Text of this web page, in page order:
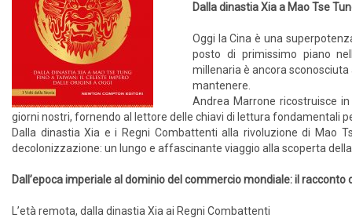
Dalla dinastia Xia a Mao Tse
Oggi la Cina è una
posto di primissimo piano
millenaria è ancora sconosciuta
mantenere.
Andrea Marrone ricostruisce
giorni nostri, fornendo al lettore delle chiavi di lettura fondamentali
Dalla dinastia Xia e i Regni Combattenti alla rivoluzione di Mao
decolonizzazione: un lungo e affascinante viaggio alla scoperta
Dall’epoca imperiale al dominio del commercio mondiale: il
L’età remota, dalla dinastia Xia ai Regni Combattenti